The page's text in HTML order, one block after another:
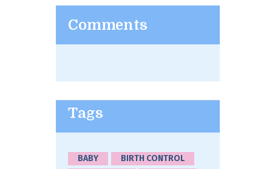
Comments
Tags
BABY BIRTH CONTROL